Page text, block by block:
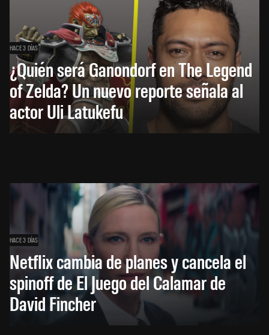
HACE 3 DÍAS
¿Quién será Ganondorf en The Legend
of Zelda? Un nuevo reporte señala al
actor Uli Latukefu
HACE 3 DÍAS
Netflix cambia de planes y cancela el
spinoff de El Juego del Calamar de
David Fincher